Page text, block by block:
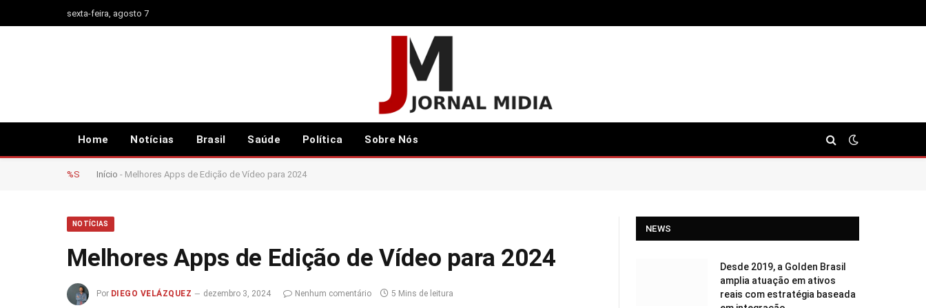
sexta-feira, agosto 7
Home Notícias Brasil Saúde Política Sobre Nós
%S Início - Melhores Apps de Edição de Vídeo para 2024
NOTÍCIAS
Melhores Apps de Edição de Vídeo para 2024
Por DIEGO VELÁZQUEZ dezembro 3, 2024 Nenhum comentário 5 Mins de leitura
NEWS
Desde 2019, a Golden Brasil
amplia atuação em ativos
reais com estratégia baseada